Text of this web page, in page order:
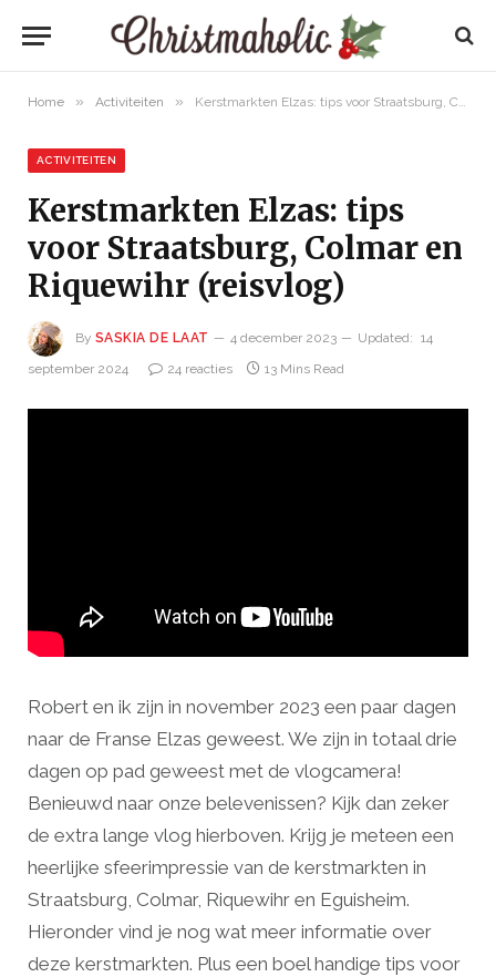
Home » Activiteiten » Kerstmarkten Elzas: tips voor Straatsburg, Colmar en Riquewihr (reisvlog)
ACTIVITEITEN
Kerstmarkten Elzas: tips
voor Straatsburg, Colmar en
Riquewihr (reisvlog)
By SASKIA DE LAAT 4 december 2023 Updated: 14
september 2024
24 reacties 13 Mins Read
Robert en ik zijn in november 2023 een paar dagen
naar de Franse Elzas geweest. We zijn in totaal drie
dagen op pad geweest met de vlogcamera!
Benieuwd naar onze belevenissen? Kijk dan zeker
de extra lange vlog hierboven. Krijg je meteen een
heerlijke sfeerimpressie van de kerstmarkten in
Straatsburg, Colmar, Riquewihr en Eguisheim.
Hieronder vind je nog wat meer informatie over
deze kerstmarkten. Plus een boel handige tips voor